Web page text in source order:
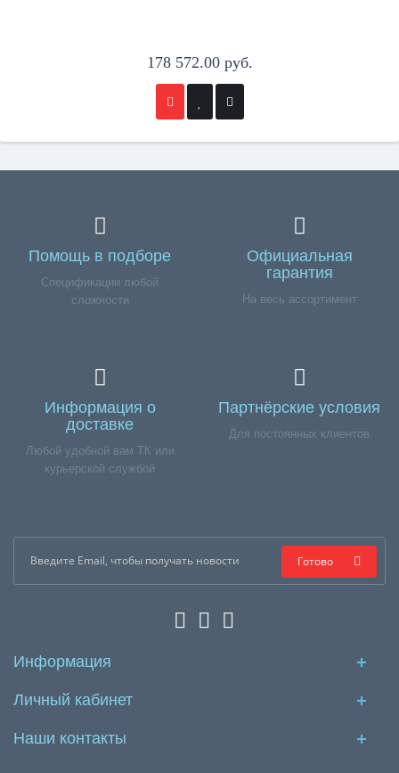
178 572.00 руб.
Помощь в подборе
Спецификации любой
сложности
Официальная
гарантия
На весь ассортимент
Информация о
доставке
Любой удобной вам ТК или
курьерской службой
Партнёрские условия
Для постоянных клиентов
Готово
Информация
Личный кабинет
Наши контакты